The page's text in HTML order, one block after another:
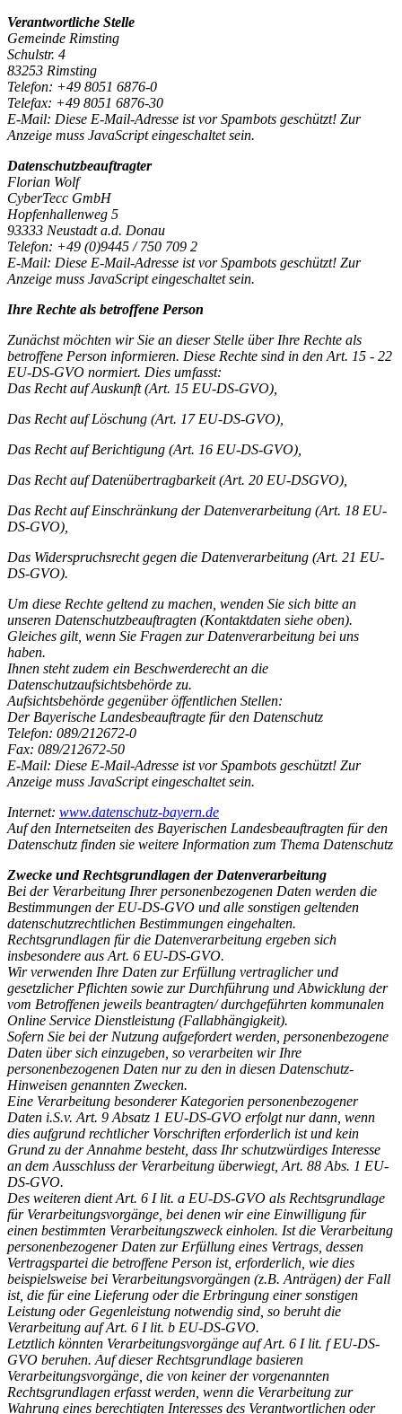
Verantwortliche Stelle
Gemeinde Rimsting
Schulstr. 4
83253 Rimsting
Telefon: +49 8051 6876-0
Telefax: +49 8051 6876-30
E-Mail: Diese E-Mail-Adresse ist vor Spambots geschützt! Zur
Anzeige muss JavaScript eingeschaltet sein.
Datenschutzbeauftragter
Florian Wolf
CyberTecc GmbH
Hopfenhallenweg 5
93333 Neustadt a.d. Donau
Telefon: +49 (0)9445 / 750 709 2
E-Mail: Diese E-Mail-Adresse ist vor Spambots geschützt! Zur
Anzeige muss JavaScript eingeschaltet sein.
Ihre Rechte als betroffene Person
Zunächst möchten wir Sie an dieser Stelle über Ihre Rechte als
betroffene Person informieren. Diese Rechte sind in den Art. 15 - 22
EU-DS-GVO normiert. Dies umfasst:
Das Recht auf Auskunft (Art. 15 EU-DS-GVO),
Das Recht auf Löschung (Art. 17 EU-DS-GVO),
Das Recht auf Berichtigung (Art. 16 EU-DS-GVO),
Das Recht auf Datenübertragbarkeit (Art. 20 EU-DSGVO),
Das Recht auf Einschränkung der Datenverarbeitung (Art. 18 EU-
DS-GVO),
Das Widerspruchsrecht gegen die Datenverarbeitung (Art. 21 EU-
DS-GVO).
Um diese Rechte geltend zu machen, wenden Sie sich bitte an
unseren Datenschutzbeauftragten (Kontaktdaten siehe oben).
Gleiches gilt, wenn Sie Fragen zur Datenverarbeitung bei uns
haben.
Ihnen steht zudem ein Beschwerderecht an die
Datenschutzaufsichtsbehörde zu.
Aufsichtsbehörde gegenüber öffentlichen Stellen:
Der Bayerische Landesbeauftragte für den Datenschutz
Telefon: 089/212672-0
Fax: 089/212672-50
E-Mail: Diese E-Mail-Adresse ist vor Spambots geschützt! Zur
Anzeige muss JavaScript eingeschaltet sein.
Internet: www.datenschutz-bayern.de
Auf den Internetseiten des Bayerischen Landesbeauftragten für den
Datenschutz finden sie weitere Information zum Thema Datenschutz
Zwecke und Rechtsgrundlagen der Datenverarbeitung
Bei der Verarbeitung Ihrer personenbezogenen Daten werden die
Bestimmungen der EU-DS-GVO und alle sonstigen geltenden
datenschutzrechtlichen Bestimmungen eingehalten.
Rechtsgrundlagen für die Datenverarbeitung ergeben sich
insbesondere aus Art. 6 EU-DS-GVO.
Wir verwenden Ihre Daten zur Erfüllung vertraglicher und
gesetzlicher Pflichten sowie zur Durchführung und Abwicklung der
vom Betroffenen jeweils beantragten/ durchgeführten kommunalen
Online Service Dienstleistung (Fallabhängigkeit).
Sofern Sie bei der Nutzung aufgefordert werden, personenbezogene
Daten über sich einzugeben, so verarbeiten wir Ihre
personenbezogenen Daten nur zu den in diesen Datenschutz-
Hinweisen genannten Zwecken.
Eine Verarbeitung besonderer Kategorien personenbezogener
Daten i.S.v. Art. 9 Absatz 1 EU-DS-GVO erfolgt nur dann, wenn
dies aufgrund rechtlicher Vorschriften erforderlich ist und kein
Grund zu der Annahme besteht, dass Ihr schutzwürdiges Interesse
an dem Ausschluss der Verarbeitung überwiegt, Art. 88 Abs. 1 EU-
DS-GVO.
Des weiteren dient Art. 6 I lit. a EU-DS-GVO als Rechtsgrundlage
für Verarbeitungsvorgänge, bei denen wir eine Einwilligung für
einen bestimmten Verarbeitungszweck einholen. Ist die Verarbeitung
personenbezogener Daten zur Erfüllung eines Vertrags, dessen
Vertragspartei die betroffene Person ist, erforderlich, wie dies
beispielsweise bei Verarbeitungsvorgängen (z.B. Anträgen) der Fall
ist, die für eine Lieferung oder die Erbringung einer sonstigen
Leistung oder Gegenleistung notwendig sind, so beruht die
Verarbeitung auf Art. 6 I lit. b EU-DS-GVO.
Letztlich könnten Verarbeitungsvorgänge auf Art. 6 I lit. f EU-DS-
GVO beruhen. Auf dieser Rechtsgrundlage basieren
Verarbeitungsvorgänge, die von keiner der vorgenannten
Rechtsgrundlagen erfasst werden, wenn die Verarbeitung zur
Wahrung eines berechtigten Interesses des Verantwortlichen oder